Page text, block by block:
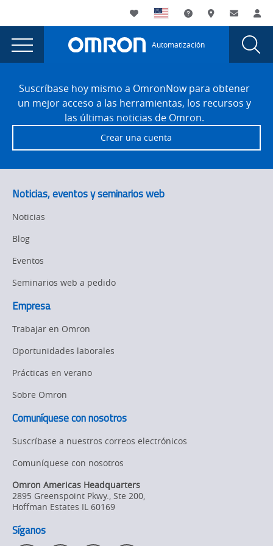
currently
viewing
the
botón
page.
Utility
Navigation
My List Soporte DóndeContacto
Main
Navigation
Automatización
Interruptores
de
botón
indicadores
FooterSuscríbase hoy mismo a OmronNow para obtener
un mejor acceso a las herramientas, los recursos y
las últimas noticias de Omron.
Crear una cuenta
Noticias, eventos y seminarios web
Noticias
Blog
Eventos
Seminarios web a pedido
Empresa
Trabajar en Omron
Oportunidades laborales
Prácticas en verano
Sobre Omron
Comuníquese con nosotros
Suscríbase a nuestros correos electrónicos
Comuníquese con nosotros
Omron Americas Headquarters
2895 Greenspoint Pkwy., Ste 200,
Hoffman Estates IL 60169
Síganos